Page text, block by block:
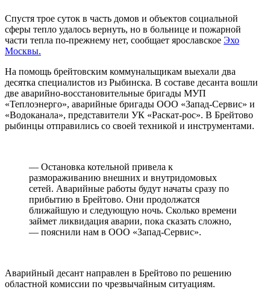
Спустя трое суток в часть домов и объектов социальной
сферы тепло удалось вернуть, но в больнице и пожарной
части тепла по-прежнему нет, сообщает ярославское Эхо
Москвы.
На помощь брейтовским коммунальщикам выехали два
десятка специалистов из Рыбинска. В составе десанта вошли
две аварийно-восстановительные бригады МУП
«Теплоэнерго», аварийные бригады ООО «Запад-Сервис» и
«Водоканала», представители УК «Раскат-рос». В Брейтово
рыбинцы отправились со своей техникой и инструментами.
— Остановка котельной привела к
размораживанию внешних и внутридомовых
сетей. Аварийные работы будут начаты сразу по
прибытию в Брейтово. Они продолжатся
ближайшую и следующую ночь. Сколько времени
займет ликвидация аварии, пока сказать сложно,
— пояснили нам в ООО «Запад-Сервис».
Аварийный десант направлен в Брейтово по решению
областной комиссии по чрезвычайным ситуациям.